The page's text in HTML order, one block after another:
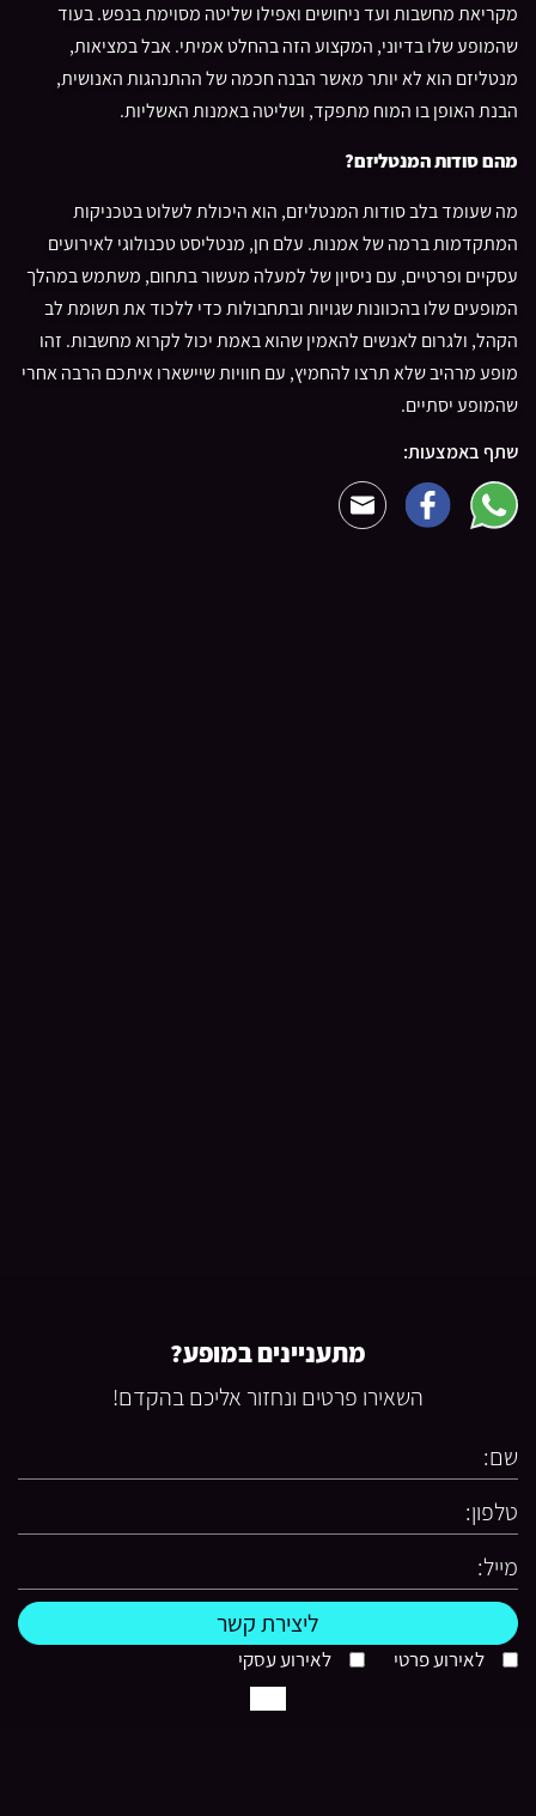
מקריאת מחשבות ועד ניחושים ואפילו שליטה מסוימת בנפש. בעוד
שהמופע שלו בדיוני, המקצוע הזה בהחלט אמיתי. אבל במציאות,
מנטליזם הוא לא יותר מאשר הבנה חכמה של ההתנהגות האנושית,
הבנת האופן בו המוח מתפקד, ושליטה באמנות האשליות.
מהם סודות המנטליזם?
מה שעומד בלב סודות המנטליזם, הוא היכולת לשלוט בטכניקות
המתקדמות ברמה של אמנות. עלם חן, מנטליסט טכנולוגי לאירועים
עסקיים ופרטיים, עם ניסיון של למעלה מעשור בתחום, משתמש במהלך
המופעים שלו בהכוונות שגויות ובתחבולות כדי ללכוד את תשומת לב
הקהל, ולגרום לאנשים להאמין שהוא באמת יכול לקרוא מחשבות. זהו
מופע מרהיב שלא תרצו להחמיץ, עם חוויות שיישארו איתכם הרבה אחרי
שהמופע יסתיים.
שתף באמצעות:
מתעניינים במופע?
השאירו פרטים ונחזור אליכם בהקדם!
לאירוע פרטי לאירוע עסקי